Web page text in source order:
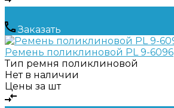
Заказать
Ремень поликлиновой PL 9-6096
Тип ремня поликлиновой
Нет в наличии
Цены за шт